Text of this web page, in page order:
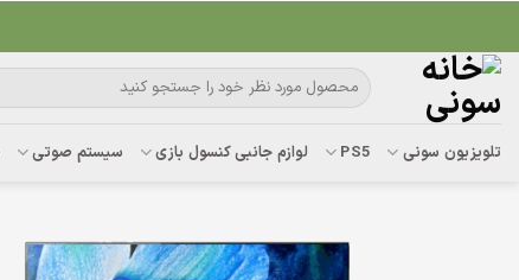
content
جستجو
برای:
تلویزیون سونی PS5 لوازم جانبی کنسول بازی سیستم صوتی